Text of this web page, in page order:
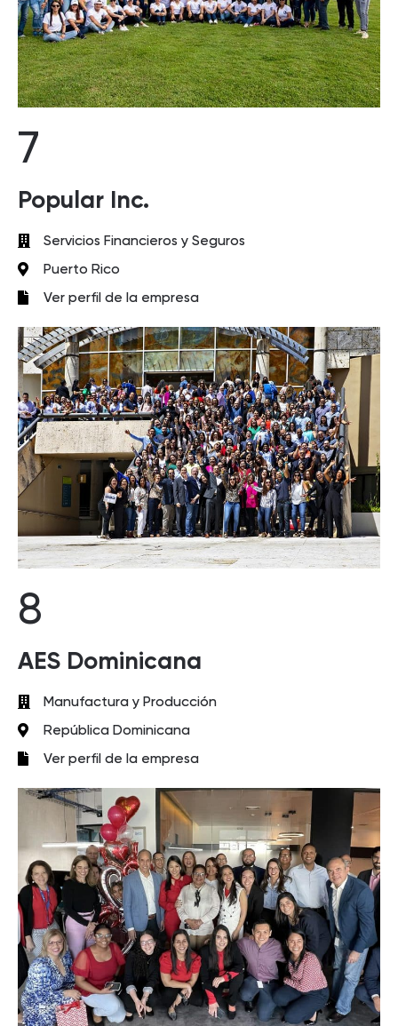
7
Popular Inc.
Servicios Financieros y Seguros
Puerto Rico
Ver perfil de la empresa
8
AES Dominicana
Manufactura y Producción
República Dominicana
Ver perfil de la empresa